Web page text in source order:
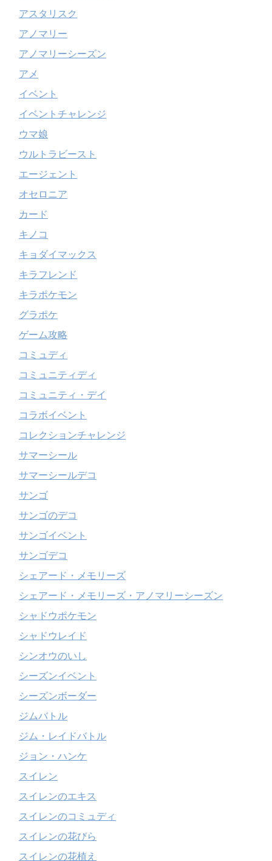
アスタリスク
アノマリー
アノマリーシーズン
アメ
イベント
イベントチャレンジ
ウマ娘
ウルトラビースト
エージェント
オセロニア
カード
キノコ
キョダイマックス
キラフレンド
キラポケモン
グラポケ
ゲーム攻略
コミュディ
コミュニティディ
コミュニティ・デイ
コラボイベント
コレクションチャレンジ
サマーシール
サマーシールデコ
サンゴ
サンゴのデコ
サンゴイベント
サンゴデコ
シェアード・メモリーズ
シェアード・メモリーズ・アノマリーシーズン
シャドウポケモン
シャドウレイド
シンオウのいし
シーズンイベント
シーズンボーダー
ジムバトル
ジム・レイドバトル
ジョン・ハンケ
スイレン
スイレンのエキス
スイレンのコミュディ
スイレンの花びら
スイレンの花植え